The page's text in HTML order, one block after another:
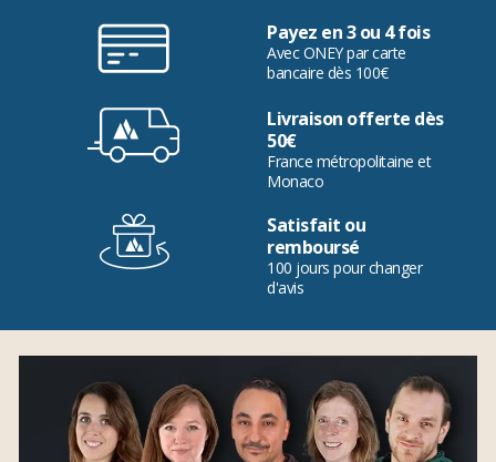
Payez en 3 ou 4 fois
Avec ONEY par carte
bancaire dès 100€
Livraison offerte dès
50€
France métropolitaine et
Monaco
Satisfait ou
remboursé
100 jours pour changer
d'avis